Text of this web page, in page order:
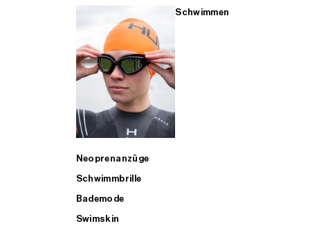
Schwimmen
Neoprenanzüge
Schwimmbrille
Bademode
Swimskin